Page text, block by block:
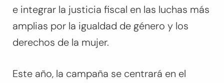
e integrar la justicia fiscal en las luchas más
amplias por la igualdad de género y los
derechos de la mujer.
Este año, la campaña se centrará en el